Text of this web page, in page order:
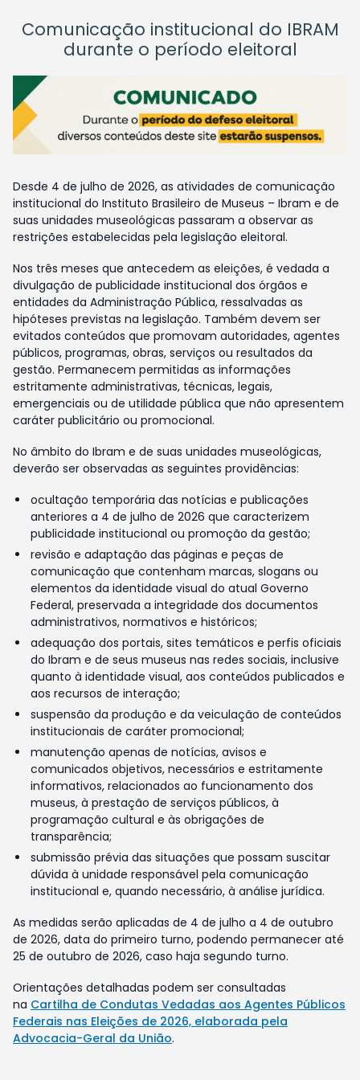
Comunicação institucional do IBRAM
durante o período eleitoral
Desde 4 de julho de 2026, as atividades de comunicação
institucional do Instituto Brasileiro de Museus – Ibram e de
suas unidades museológicas passaram a observar as
restrições estabelecidas pela legislação eleitoral.
Nos três meses que antecedem as eleições, é vedada a
divulgação de publicidade institucional dos órgãos e
entidades da Administração Pública, ressalvadas as
hipóteses previstas na legislação. Também devem ser
evitados conteúdos que promovam autoridades, agentes
públicos, programas, obras, serviços ou resultados da
gestão. Permanecem permitidas as informações
estritamente administrativas, técnicas, legais,
emergenciais ou de utilidade pública que não apresentem
caráter publicitário ou promocional.
No âmbito do Ibram e de suas unidades museológicas,
deverão ser observadas as seguintes providências:
ocultação temporária das notícias e publicações
anteriores a 4 de julho de 2026 que caracterizem
publicidade institucional ou promoção da gestão;
revisão e adaptação das páginas e peças de
comunicação que contenham marcas, slogans ou
elementos da identidade visual do atual Governo
Federal, preservada a integridade dos documentos
administrativos, normativos e históricos;
adequação dos portais, sites temáticos e perfis oficiais
do Ibram e de seus museus nas redes sociais, inclusive
quanto à identidade visual, aos conteúdos publicados e
aos recursos de interação;
suspensão da produção e da veiculação de conteúdos
institucionais de caráter promocional;
manutenção apenas de notícias, avisos e
comunicados objetivos, necessários e estritamente
informativos, relacionados ao funcionamento dos
museus, à prestação de serviços públicos, à
programação cultural e às obrigações de
transparência;
submissão prévia das situações que possam suscitar
dúvida à unidade responsável pela comunicação
institucional e, quando necessário, à análise jurídica.
As medidas serão aplicadas de 4 de julho a 4 de outubro
de 2026, data do primeiro turno, podendo permanecer até
25 de outubro de 2026, caso haja segundo turno.
Orientações detalhadas podem ser consultadas
na Cartilha de Condutas Vedadas aos Agentes Públicos
Federais nas Eleições de 2026, elaborada pela
Advocacia-Geral da União.